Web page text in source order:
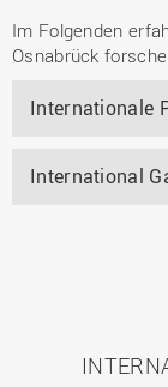
Im Folgenden
Osnabrück
Internationale
International